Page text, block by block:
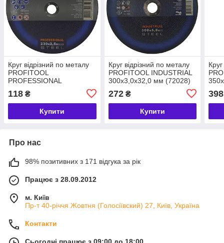
Круг відрізний по металу
PROFITOOL
PROFESSIONAL
230х2,5х22,2 мм (72025)
118 ₴
Купити
Круг відрізний по металу
PROFITOOL INDUSTRIAL
300x3,0x32,0 мм (72028)
272₴
Купити
398
Про нас
98% позитивних з 171 відгука за рік
Працює з 28.09.2012
м. Київ
Пр-т 40-річчя Жовтня (Голосіївский) 27, Київ, Україна
Контакти